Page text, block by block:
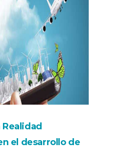
el desarrollo de